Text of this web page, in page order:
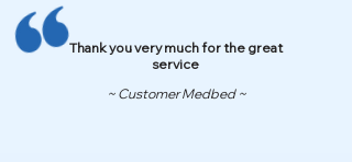
Thank you very much for the great
service
~ Customer Medbed ~